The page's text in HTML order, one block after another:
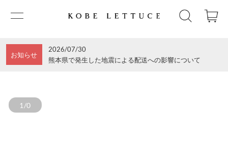
お知らせ
2026/07/30
熊本県で発生した地震による配送への影響について
1/0